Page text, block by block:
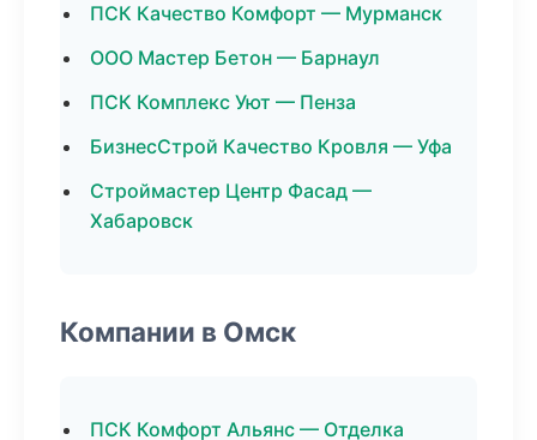
ПСК Качество Комфорт — Мурманск
ООО Мастер Бетон — Барнаул
ПСК Комплекс Уют — Пенза
БизнесСтрой Качество Кровля — Уфа
Строймастер Центр Фасад —
Хабаровск
Компании в Омск
ПСК Комфорт Альянс — Отделка